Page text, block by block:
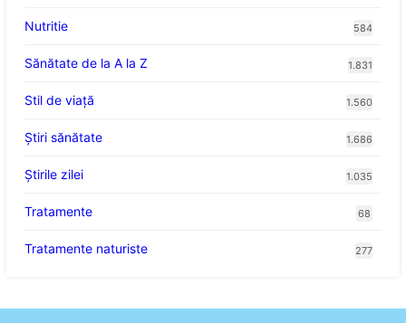
Nutritie 584
Sănătate de la A la Z 1.831
Stil de viaţă 1.560
Ştiri sănătate 1.686
Știrile zilei 1.035
Tratamente 68
Tratamente naturiste 277